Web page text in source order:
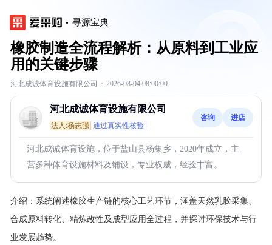
寻源宝典
橡胶制造全流程解析：从原料到工业应
用的关键步骤
河北成诚体育设施有限公司 · 2026-08-04 08:00:00
河北成诚体育设施有限公司
法人:杨志强 通过真实性核验
咨询 进店
河北成诚体育设施，位于盐山县杨集乡，2020年成立，主
营多种体育设施材料及铺设，专业权威，经验丰富。
介绍： 系统阐述橡胶生产链的核心工艺环节，涵盖天然乳胶采集、
合成原料转化、精炼改性及成型应用全过程，并探讨环保技术与行
业发展趋势。